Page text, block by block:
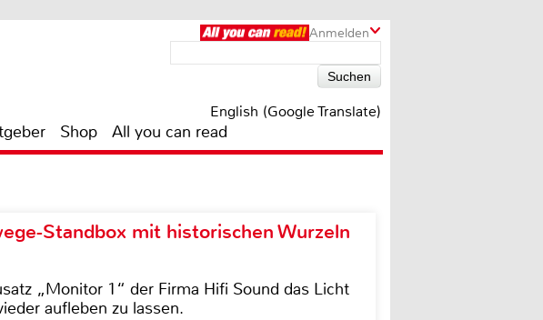
Anmelden
English (Google Translate)
Shop All you can read
Standbox mit historischen Wurzeln
„Monitor 1“ der Firma Hifi Sound das Licht
aufleben zu lassen.